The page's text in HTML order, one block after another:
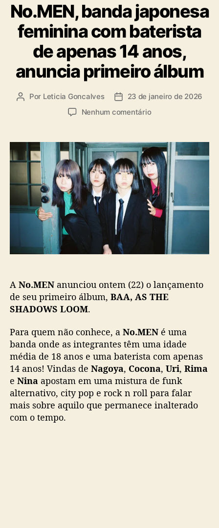
t
e
g
o
r
i
a
No.MEN, banda japonesa
feminina com baterista
de apenas 14 anos,
anuncia primeiro álbum
A
r
o
o
t
Por Leticia Goncalves
D
d
e
p
u
b
l
i
c
a
ç
ã
23 de janeiro de 2026
Nenhum comentárioe
o
.
M
E
N
,
b
a
n
p
o
a
f
e
m
i
n
i
A No.MEN anunciou ontem (22) o lançamento
de seu primeiro álbum, BAA, AS THE
SHADOWS LOOM.
Para quem não conhece, a No.MEN é uma
banda onde as integrantes têm uma idade
média de 18 anos e uma baterista com apenas
14 anos! Vindas de Nagoya, Cocona, Uri, Rima
e Nina apostam em uma mistura de funk
alternativo, city pop e rock n roll para falar
mais sobre aquilo que permanece inalterado
com o tempo.